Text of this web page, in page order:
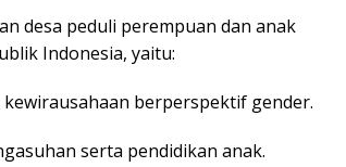
desa peduli perempuan dan anak
Indonesia, yaitu:
berperspektif gender.
serta pendidikan anak.